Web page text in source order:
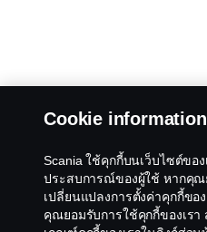
Cookie information
Scania ใช้คุกกี้บนเว็บไซต์ขอ
ประสบการณ์ของผู้ใช้ หากคุณ
เปลี่ยนแปลงการตั้งค่าคุกกี้ขอ
คุณยอมรับการใช้คุกกี้ของเรา